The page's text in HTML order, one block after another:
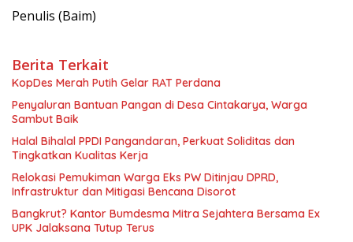
Penulis (Baim)
Berita Terkait
Penyaluran Bantuan Pangan di Desa Cintakarya, Warga
Sambut Baik
Halal Bihalal PPDI Pangandaran, Perkuat Soliditas dan
Tingkatkan Kualitas Kerja
Relokasi Pemukiman Warga Eks PW Ditinjau DPRD,
Infrastruktur dan Mitigasi Bencana Disorot
Bangkrut? Kantor Bumdesma Mitra Sejahtera Bersama Ex
UPK Jalaksana Tutup Terus